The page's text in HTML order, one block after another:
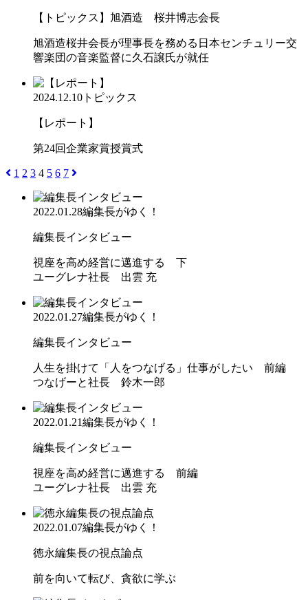
【トピックス】旭酒造 桜井博志会長
旭酒造桜井会長が理事長を務める日本センチュリー交
響楽団の音楽監督に久石譲氏が就任
2024.12.10 トピックス
【レポート】
第24回企業家賞授賞式
1 2 3 4 5 6 7
2022.01.28編集長がゆく！
編集長インタビュー
視座を高め経営に邁進する 下
ユーグレナ社長 出雲 充
2022.01.27編集長がゆく！
編集長インタビュー
人生を掛けて「人をつなげる」仕事がしたい 前編
つなげーと社長 鈴木一郎
2022.01.21編集長がゆく！
編集長インタビュー
視座を高め経営に邁進する 前編
ユーグレナ社長 出雲 充
2022.01.07編集長がゆく！
徳永編集長の視点論点
前を向いて転び、貪欲に学ぶ